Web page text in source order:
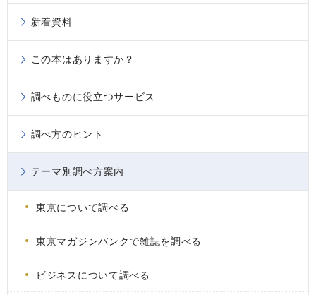
新着資料
この本はありますか？
調べものに役立つサービス
調べ方のヒント
テーマ別調べ方案内
東京について調べる
東京マガジンバンクで雑誌を調べる
ビジネスについて調べる